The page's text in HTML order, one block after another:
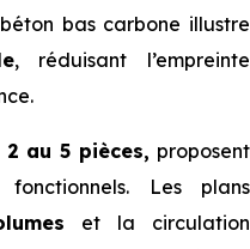
bas carbone illustre
, réduisant l’empreinte
au 5 pièces, proposent
Les plans
et la circulation